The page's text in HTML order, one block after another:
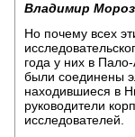
Владимир
Но почему всех
года у них в
были соединены
находившиеся в
руководители
исследователей.